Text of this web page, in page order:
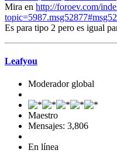
Mira en http://foroev.com/
Es para tipo 2 pero es igual
Leafyou
Moderador global
Maestro
Mensajes: 3,806
En línea